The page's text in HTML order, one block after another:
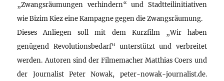
„Zwangsräumungen verhindern“ und Stadtteilinitiativen
wie Bizim Kiez eine Kampagne gegen die Zwangsräumung.
Dieses Anliegen soll mit dem Kurzfilm „Wir haben
genügend Revolutionsbedarf“ unterstützt und verbreitet
werden. Autoren sind der Filmemacher Matthias Coers und
der Journalist Peter Nowak, peter-nowak-journalist.de.